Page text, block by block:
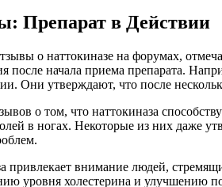
Препарат в Действии
о наттокиназе на форумах,
после начала приема препарата.
Они утверждают, что после
о том, что наттокиназа
в ногах. Некоторые из них даже
привлекает внимание людей,
уровня холестерина и улучшению